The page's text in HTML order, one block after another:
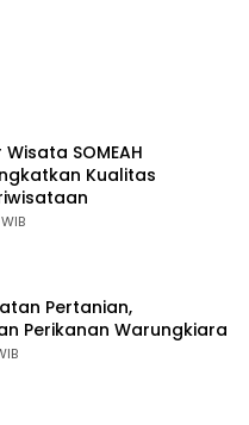
SOMEAH
Kualitas
Pertanian,
Perikanan Warungkiara